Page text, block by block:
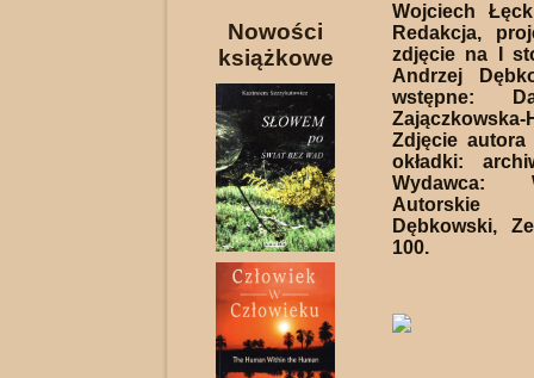
Nowości
książkowe
Wojciech
Redakcja,
zdjęcie na I
Andrzej
wstępne:
Zajączkowska-
Zdjęcie
okładki:
Wydawca:
Dębkowski,
100.